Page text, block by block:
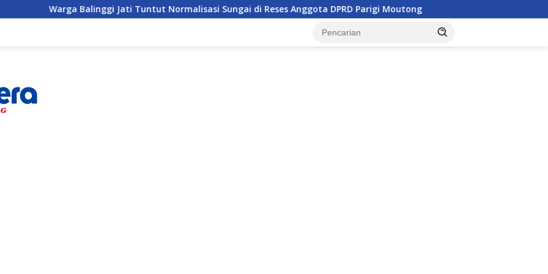
Jati Tuntut Normalisasi Sungai di Reses Anggota DPRD Parigi Moutong Penghulu di Parigi Moutong Diminta